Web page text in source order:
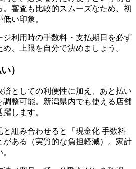
審査も比較的スムーズなため、初
い印象。
利用時の手数料・支払期日を必ず
、上限を自分で決めましょう。
）
としての利便性に加え、あと払い
整可能。新潟県内でも使える店舗
します。
と組み合わせると「現金化 手数料
ある（実質的な負担軽減）。家計